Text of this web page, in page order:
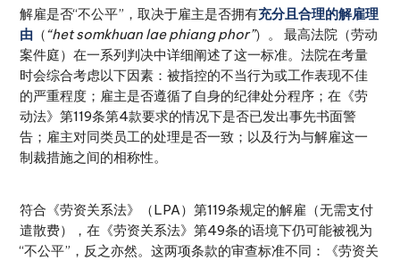
解雇是否“不公平”，取决于雇主是否拥有充分且合理的解雇理
由 （“het somkhuan lae phiang phor”）。 最高法院（劳动
案件庭）在一系列判决中详细阐述了这一标准。法院在考量
时会综合考虑以下因素：被指控的不当行为或工作表现不佳
的严重程度；雇主是否遵循了自身的纪律处分程序；在《劳
动法》第119条第4款要求的情况下是否已发出事先书面警
告；雇主对同类员工的处理是否一致；以及行为与解雇这一
制裁措施之间的相称性。
符合《劳资关系法》（LPA）第119条规定的解雇（无需支付
遣散费），在《劳资关系法》第49条的语境下仍可能被视为
“不公平”，反之亦然。这两项条款的审查标准不同：《劳资关